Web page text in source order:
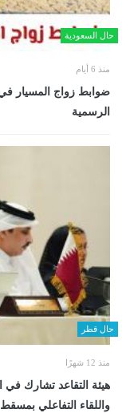
حال السعودية
منذ 6 أيام
الرسمية
حال قطر
منذ 12 شهرًا
واللقاء التفاعلي بمسقط